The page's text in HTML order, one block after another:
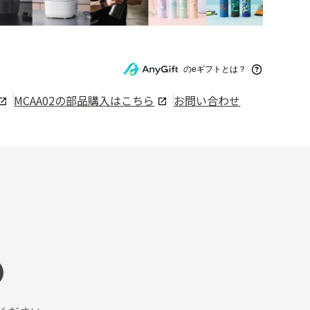
のeギフトとは？
MCAA02の部品購入はこちら お問い合わせ